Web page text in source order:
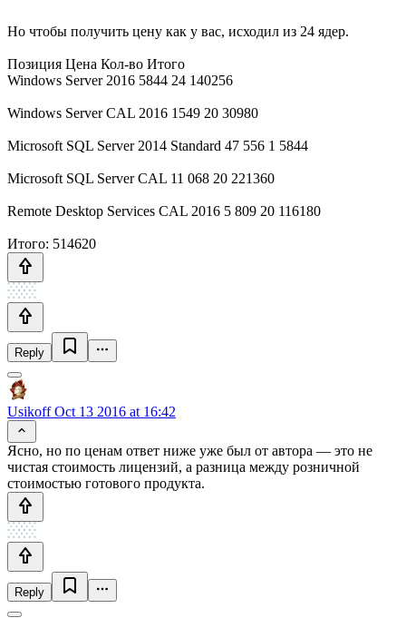
Но чтобы получить цену как у вас, исходил из 24 ядер.
Позиция Цена Кол-во Итого
Windows Server 2016 5844 24 140256
Windows Server CAL 2016 1549 20 30980
Microsoft SQL Server 2014 Standard 47 556 1 5844
Microsoft SQL Server CAL 11 068 20 221360
Remote Desktop Services CAL 2016 5 809 20 116180
Итого: 514620
Reply
UsikoffOct 13 2016 at 16:42
Ясно, но по ценам ответ ниже уже был от автора — это не
чистая стоимость лицензий, а разница между розничной
стоимостью готового продукта.
Reply